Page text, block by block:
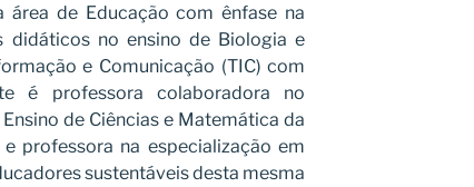
área de Educação com ênfase na
didáticos no ensino de Biologia e
e Comunicação (TIC) com
é professora colaboradora no
de Ciências e Matemática da
professora na especialização em
sustentáveis desta mesma